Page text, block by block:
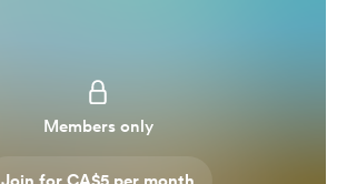
Members only